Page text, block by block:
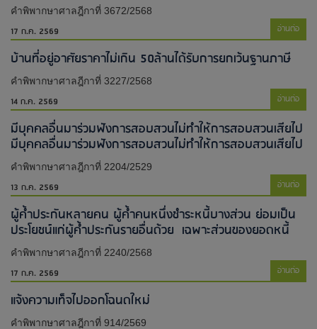
คำพิพากษาศาลฎีกาที่ 3672/2568
17 ก.ค. 2569 อ่านต่อ
บ้านที่อยู่อาศัยราคาไม่เกิน 50ล้านได้รับการยกเว้นฐานภาษี
คำพิพากษาศาลฎีกาที่ 3227/2568
14 ก.ค. 2569 อ่านต่อ
มีบุคคลอื่นมาร่วมฟังการสอบสวนไม่ทำให้การสอบสวนเสียไป​
มีบุคคลอื่นมาร่วมฟังการสอบสวนไม่ทำให้การสอบสวนเสียไป​
คำพิพากษาศาลฎีกาที่ 2204/2529
13 ก.ค. 2569 อ่านต่อ
ผู้ค้ำประกันหลายคน ผู้ค้ำคนหนึ่งชำระหนี้บางส่วน ย่อมเป็น
ประโยชน์แก่ผู้ค้ำประกันรายอื่นด้วย เฉพาะส่วนของยอดหนี้
คำพิพากษาศาลฎีกาที่ 2240/2568
17 ก.ค. 2569 อ่านต่อ
แจ้งความเท็จไปออกโฉนดใหม่​
คำพิพากษาศาลฎีกาที่ 914/2569